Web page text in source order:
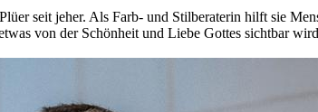
seit jeher. Als Farb- und Stilberaterin hilft sie
von der Schönheit und Liebe Gottes sichtbar